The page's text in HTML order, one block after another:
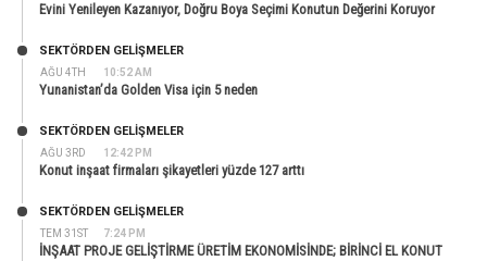
Evini Yenileyen Kazanıyor, Doğru Boya Seçimi Konutun Değerini Koruyor
AĞU 4TH 10:52 AM
SEKTÖRDEN GELIŞMELER
Yunanistan’da Golden Visa için 5 neden
AĞU 3RD 12:42 PM
SEKTÖRDEN GELIŞMELER
Konut inşaat firmaları şikayetleri yüzde 127 arttı
TEM 31ST 7:24 PM
SEKTÖRDEN GELIŞMELER
İNŞAAT PROJE GELİŞTİRME ÜRETİM EKONOMİSİNDE; BİRİNCİ EL KONUT